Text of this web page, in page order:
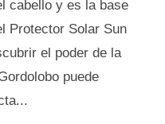
cabello y es la base
Protector Solar Sun
el poder de la
puede